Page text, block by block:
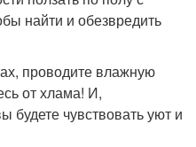
найти и обезвредить
проводите влажную
от хлама! И,
будете чувствовать уют и